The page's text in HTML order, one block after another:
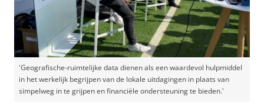
'Geografische-ruimtelijke data dienen als een waardevol hulpmiddel
in het werkelijk begrijpen van de lokale uitdagingen in plaats van
simpelweg in te grijpen en financiële ondersteuning te bieden.'